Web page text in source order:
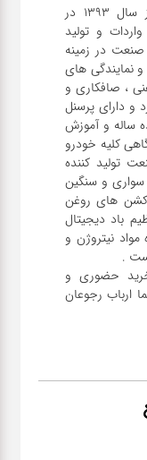
شرکت تجهیزات تعمیرگاهی آریا صنعت از سال ۱۳۹۳ در
و تولید
صنعت در زمینه
نمایندگی های
، صافکاری و
و دارای پرسنل
و آموزش
کلیه خودرو
تولید کننده
سواری و ‌سنگین
های روغن
باد دیجیتال
نیتروژن و
حضوری و
ارباب رجوعان